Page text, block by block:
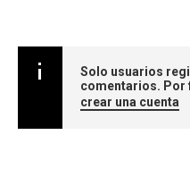
Solo usuarios
comentarios. Por
crear una cuenta